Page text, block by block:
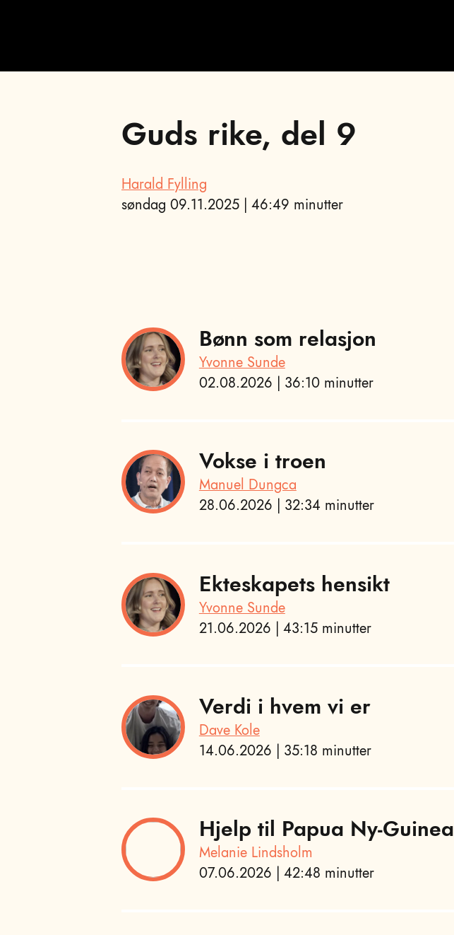
Guds rike, del 9
Harald Fylling
søndag 09.11.2025 | 46:49 minutter
Bønn som relasjon
Yvonne Sunde
02.08.2026 | 36:10 minutter
Vokse i troen
Manuel Dungca
28.06.2026 | 32:34 minutter
Ekteskapets hensikt
Yvonne Sunde
21.06.2026 | 43:15 minutter
Verdi i hvem vi er
Dave Kole
14.06.2026 | 35:18 minutter
Hjelp til Papua Ny-Guinea
Melanie Lindsholm
07.06.2026 | 42:48 minutter